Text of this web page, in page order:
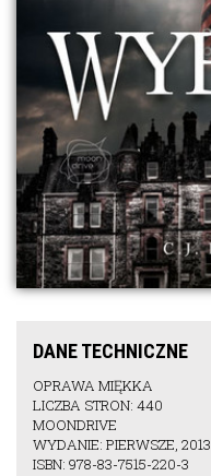
DANE TECHNICZNE
OPRAWA MIĘKKA
LICZBA STRON: 440
MOONDRIVE
WYDANIE: PIERWSZE, 2013
ISBN: 978-83-7515-220-3